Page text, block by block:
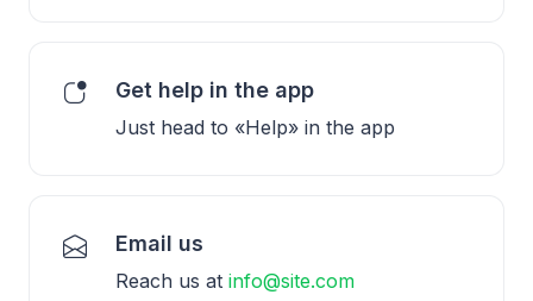
Get help in the app
Just head to «Help» in the app
Email us
Reach us at info@site.com